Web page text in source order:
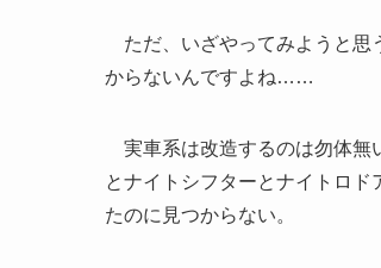
ただ、いざやってみようと思
からないんですよね……
実車系は改造するのは勿体無
とナイトシフターとナイトロ
たのに見つからない。